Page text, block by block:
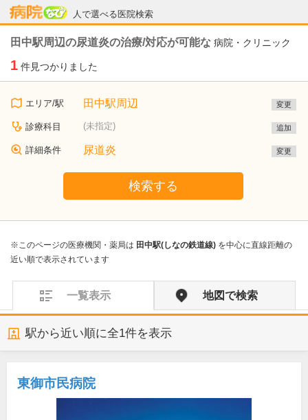
人で選べる医院検索
病院なび
田中駅周辺の尿道炎の治療/対応が可能な 病院・クリニック
1 件見つかりました
エリア/駅 田中駅周辺 変更
診療科目 (未指定) 追加
詳細条件 尿道炎 変更
検索する
※このページの医療機関・薬局は 田中駅(しなの鉄道線) を中心に直線距離の
近い順で表示されています
一覧表示 地図で検索
駅から近い順に全1件を表示
東御市民病院